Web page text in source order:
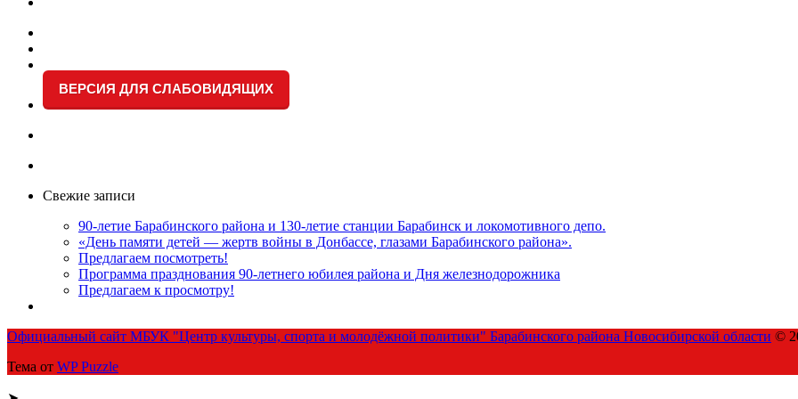
ВЕРСИЯ ДЛЯ СЛАБОВИДЯЩИХ
Свежие записи
90-летие Барабинского района и 130-летие станции Барабинск и локомотивного депо.
«День памяти детей — жертв войны в Донбассе, глазами Барабинского района».
Предлагаем посмотреть!
Программа празднования 90-летнего юбилея района и Дня железнодорожника
Предлагаем к просмотру!
Официальный сайт МБУК "Центр культуры, спорта и молодёжной политики" Барабинского района Новосибирской области ©
Тема от WP Puzzle